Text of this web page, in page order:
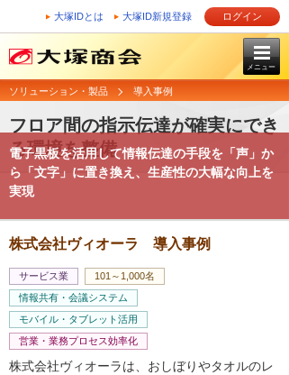
大塚IDとは 大塚ID新規登録 ログイン
メニュー
ソリューション・製品 導入事例
フロア間の指示伝達が確実にでき
る環境を整備
電子黒板を活用して情報伝達の手段を「声」か
ら「文字」に置き換え、生産性の大幅な向上を
実現
株式会社ヴィオーラ 導入事例
サービス業
101～1,000名
情報共有・会議システム
モバイル・タブレット活用
営業・業務プロセス効率化
株式会社ヴィオーラは、おしぼりやタオルのレ